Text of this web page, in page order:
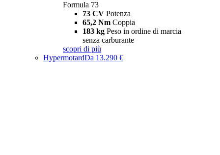
Formula 73
73 CV Potenza
65,2 Nm Coppia
183 kg Peso in ordine di marcia
senza carburante
scopri di più
HypermotardDa 13.290 €